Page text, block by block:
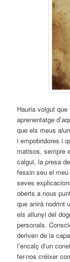
Hauria volgut
aprenentatge
que els meus
i empobridores i
matisos, sempre
calgui, la presa
fessin seu el
seves
oberts a nous
que anirà nodrint
els allunyi del
personals.
deriven de la
l’encalç d’un
fer-nos créixer